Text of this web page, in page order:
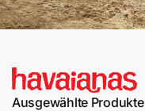
Ausgewählte Produkte